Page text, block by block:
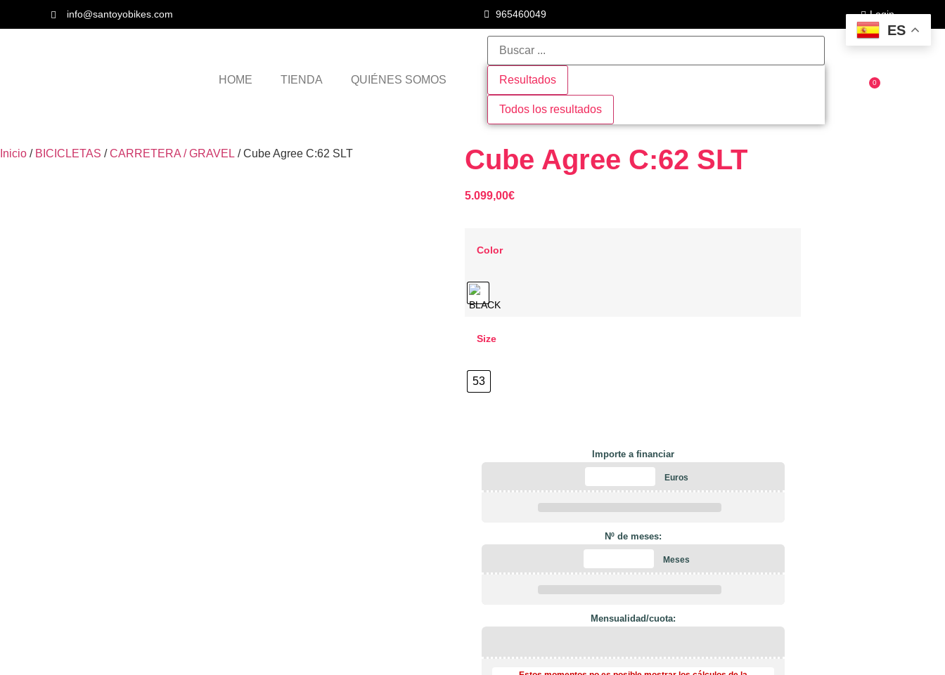
info@santoyobikes.com 965460049 Login
HOME TIENDA QUIÉNES SOMOS 0
Resultados
Todos los resultados
Inicio / BICICLETAS /CARRETERA / GRAVEL / Cube Agree C:62 SLT Cube Agree C:62 SLT
5.099,00€
Color
Size
53
Importe a financiar
Euros
Nº de meses:
Meses
Mensualidad/cuota:
ES